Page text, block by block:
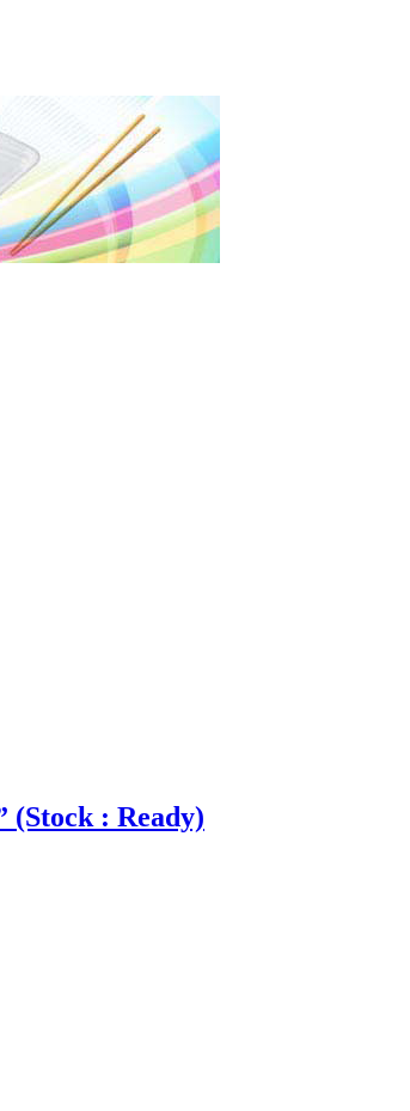
: Ready)